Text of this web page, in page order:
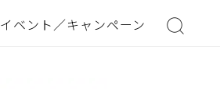
イベント／キャンペーン